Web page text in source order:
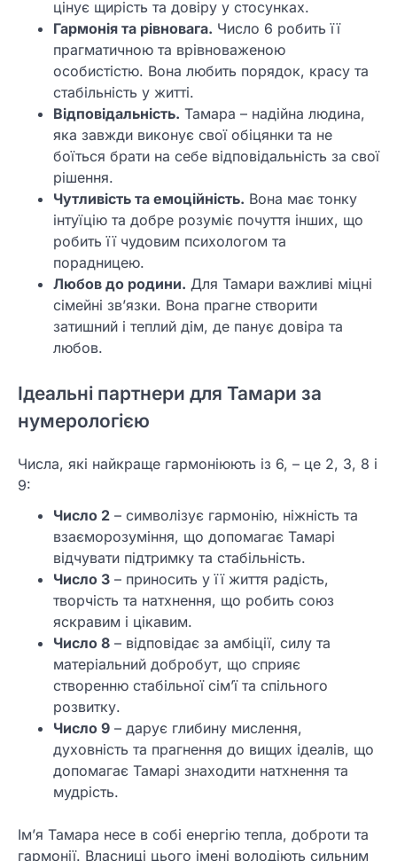
цінує щирість та довіру у стосунках.
Гармонія та рівновага. Число 6 робить її
прагматичною та врівноваженою
особистістю. Вона любить порядок, красу та
стабільність у житті.
Відповідальність. Тамара – надійна людина,
яка завжди виконує свої обіцянки та не
боїться брати на себе відповідальність за свої
рішення.
Чутливість та емоційність. Вона має тонку
інтуїцію та добре розуміє почуття інших, що
робить її чудовим психологом та
порадницею.
Любов до родини. Для Тамари важливі міцні
сімейні зв’язки. Вона прагне створити
затишний і теплий дім, де панує довіра та
любов.
Ідеальні партнери для Тамари за
нумерологією
Числа, які найкраще гармоніюють із 6, – це 2, 3, 8 і
9:
Число 2 – символізує гармонію, ніжність та
взаєморозуміння, що допомагає Тамарі
відчувати підтримку та стабільність.
Число 3 – приносить у її життя радість,
творчість та натхнення, що робить союз
яскравим і цікавим.
Число 8 – відповідає за амбіції, силу та
матеріальний добробут, що сприяє
створенню стабільної сім’ї та спільного
розвитку.
Число 9 – дарує глибину мислення,
духовність та прагнення до вищих ідеалів, що
допомагає Тамарі знаходити натхнення та
мудрість.
Ім’я Тамара несе в собі енергію тепла, доброти та
гармонії. Власниці цього імені володіють сильним